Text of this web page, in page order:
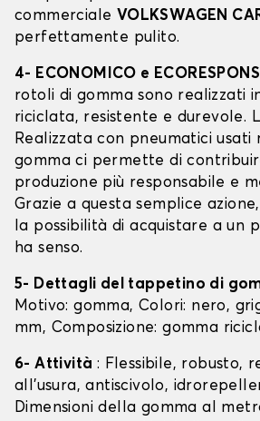
commerciale VOLKSWAGEN
perfettamente pulito.
4- ECONOMICO e
rotoli di gomma sono realizzati
riciclata, resistente e durevole.
Realizzata con pneumatici usati
gomma ci permette di
produzione più responsabile e
Grazie a questa semplice
la possibilità di acquistare a un
ha senso.
5- Dettagli del tappetino di
Motivo: gomma, Colori: nero,
mm, Composizione: gomma
6- Attività : Flessibile, robusto,
all'usura, antiscivolo,
Dimensioni della gomma al